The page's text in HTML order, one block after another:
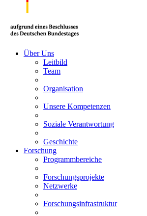
Über Uns
Leitbild
Team
Organisation
Unsere Kompetenzen
Soziale Verantwortung
Geschichte
Forschung
Programmbereiche
Forschungsprojekte
Netzwerke
Forschungsinfrastruktur